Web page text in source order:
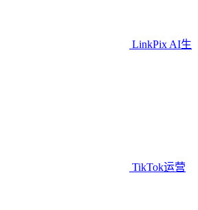
LinkPix AI生
TikTok运营